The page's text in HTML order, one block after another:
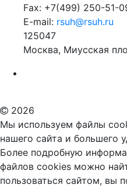
Fax: +7(499) 250-51-
E-mail: rsuh@rsuh.ru
125047
Москва, Миусская
2026
Мы используем файлы
нашего сайта и большего
Более подробную
файлов cookies можно
пользоваться сайтом, вы